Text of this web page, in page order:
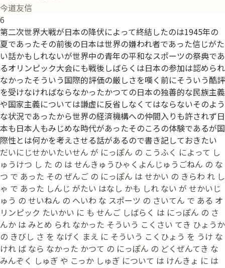
今道友信
6
第二次世界大戦が日本の降伏によって終結したのは1945年の
夏であったその前後の日本は世界の嫌われ者であった信じがた
い話かもしれないが世界中の青年の平和なスポーツの祭典であ
るオリンピック大会にも戦後しばらくは日本の参加は認められ
なかったそういう国際的評価の厳しさを嘆く前にそういう酷評
を受けなければならなかったかつての日本の独善的な民族主義
や国家主義については謙虚に反省しなくてはならないそのよう
な状況であったから世界の経済機構への仲間入りも許されず日
本も日本人もみじめな時代があったそのころの体験であるが国
際性とは何かを考えさせる話があるので書き記しておきたい
だいにじせかいたいせん が にっぽん の こうふく によって し
ゅうけつ し た の は せんきゅうひゃくよんじゅうごねん の な
つ で あった その ぜんご の にっぽん は せかい の きらわ れ し
ゃ で あった しんじ がたい はなし かも しれ ない が せかいじ
ゅう の せいねん の へいわ な スポーツ の さいてん で ある オ
リンピック たいかい に も せんご しばらく は にっぽん の さ
んか は みとめ られ なかった そういう こくさい てき ひょうか
の きびし さ を なげく まえ に そういう こくひょう を うけ な
けれ ば なら なかった かつて の にっぽん の どくぜんてき な
みんぞく しゅぎ や こっか しゅぎ について は けんきょ に は